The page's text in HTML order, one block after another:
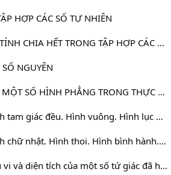
HỢP CÁC SỐ TỰ NHIÊN
CHƯƠNG II: TÍNH CHIA HẾT TRONG TẬP HỢP CÁC SỐ TỰ NHIÊN
NGUYÊN
CHƯƠNG IV: MỘT SỐ HÌNH PHẲNG TRONG THỰC TIỄN
Bài 18: Hình tam giác đều. Hình vuông. Hình lục giác đều
Bài 19: Hình chữ nhật. Hình thoi. Hình bình hành. Hình thang cân
Bài 20: Chu vi và diện tích của một số tứ giác đã học